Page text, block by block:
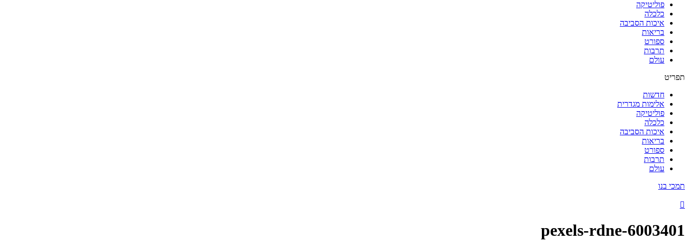
פוליטיקה
כלכלה
איכות הסביבה
בריאות
ספורט
תרבות
עולם
תפריט
חדשות
אלימות מגדרית
פוליטיקה
כלכלה
איכות הסביבה
בריאות
ספורט
תרבות
עולם
תמכי בנו
pexels-rdne-6003401